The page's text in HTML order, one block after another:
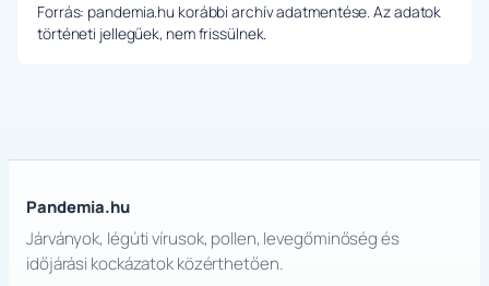
Forrás: pandemia.hu korábbi archív adatmentése. Az adatok
történeti jellegűek, nem frissülnek.
Pandemia.hu
Járványok, légúti vírusok, pollen, levegőminőség és
időjárási kockázatok közérthetően.